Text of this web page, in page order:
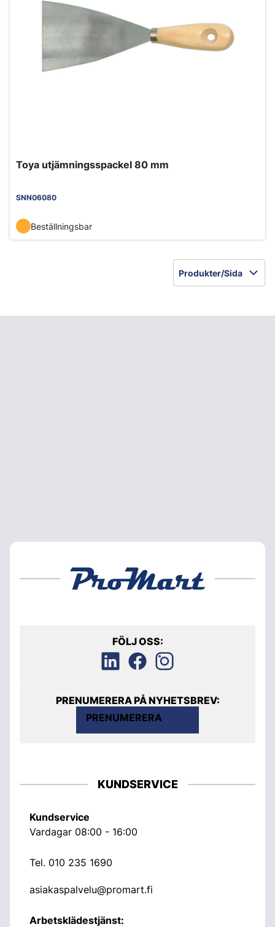
Toya utjämningsspackel 80 mm
SNN06080
Beställningsbar
Produkter/Sida
FÖLJ OSS:
PRENUMERERA PÅ NYHETSBREV:
PRENUMERERA
KUNDSERVICE
Kundservice
Vardagar 08:00 - 16:00
Tel. 010 235 1690
asiakaspalvelu@promart.fi
Arbetsklädestjänst: